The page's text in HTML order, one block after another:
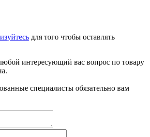
для того чтобы оставлять
интересующий вас вопрос по товару
специалисты обязательно вам